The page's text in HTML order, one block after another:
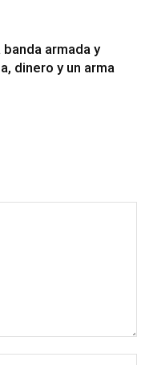
armada y
dinero y un arma